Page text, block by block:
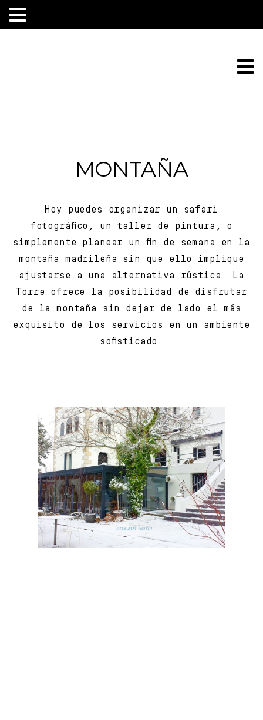
MONTAÑA
Hoy puedes organizar un safari
fotográfico, un taller de pintura, o
simplemente planear un fin de semana en la
montaña madrileña sin que ello implique
ajustarse a una alternativa rústica. La
Torre ofrece la posibilidad de disfrutar
de la montaña sin dejar de lado el más
exquisito de los servicios en un ambiente
sofisticado.